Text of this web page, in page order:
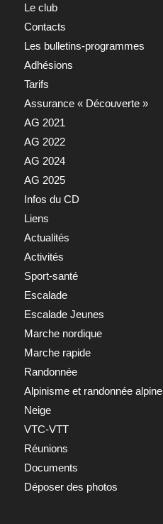
Le club
Contacts
Les bulletins-programmes
Adhésions
Tarifs
Assurance « Découverte »
AG 2021
AG 2022
AG 2024
AG 2025
Infos du CD
Liens
Actualités
Activités
Sport-santé
Escalade
Escalade Jeunes
Marche nordique
Marche rapide
Randonnée
Alpinisme et randonnée alpine
Neige
VTC-VTT
Réunions
Documents
Déposer des photos